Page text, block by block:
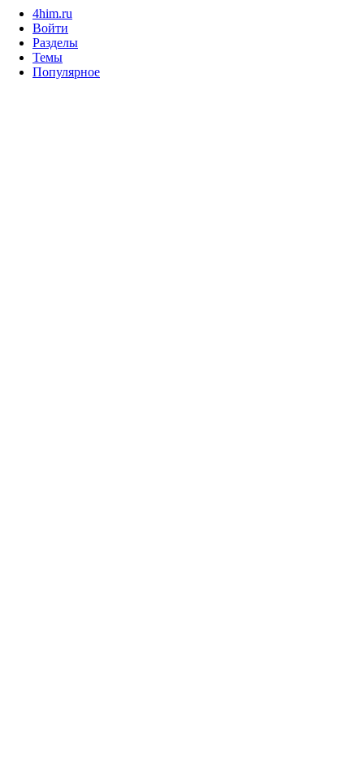
4him.ru
Войти
Разделы
Темы
Популярное